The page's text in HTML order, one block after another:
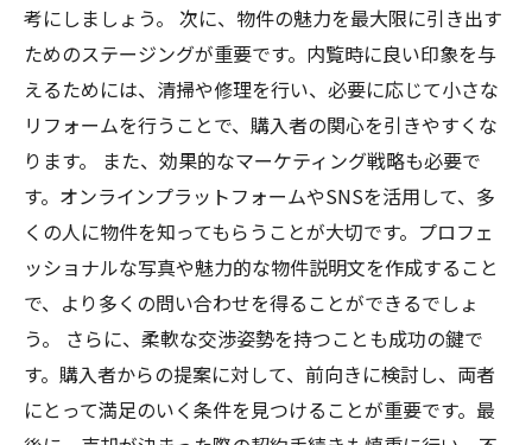
考にしましょう。 次に、物件の魅力を最大限に引き出す
ためのステージングが重要です。内覧時に良い印象を与
えるためには、清掃や修理を行い、必要に応じて小さな
リフォームを行うことで、購入者の関心を引きやすくな
ります。 また、効果的なマーケティング戦略も必要で
す。オンラインプラットフォームやSNSを活用して、多
くの人に物件を知ってもらうことが大切です。プロフェ
ッショナルな写真や魅力的な物件説明文を作成すること
で、より多くの問い合わせを得ることができるでしょ
う。 さらに、柔軟な交渉姿勢を持つことも成功の鍵で
す。購入者からの提案に対して、前向きに検討し、両者
にとって満足のいく条件を見つけることが重要です。最